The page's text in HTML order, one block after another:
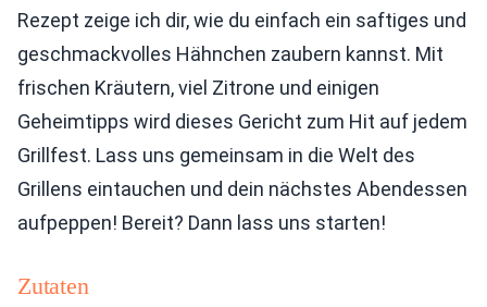
Rezept zeige ich dir, wie du einfach ein saftiges und
geschmackvolles Hähnchen zaubern kannst. Mit
frischen Kräutern, viel Zitrone und einigen
Geheimtipps wird dieses Gericht zum Hit auf jedem
Grillfest. Lass uns gemeinsam in die Welt des
Grillens eintauchen und dein nächstes Abendessen
aufpeppen! Bereit? Dann lass uns starten!
Zutaten